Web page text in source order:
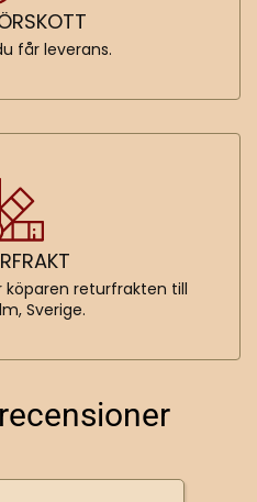
får leverans.
returfrakten till
Sverige.